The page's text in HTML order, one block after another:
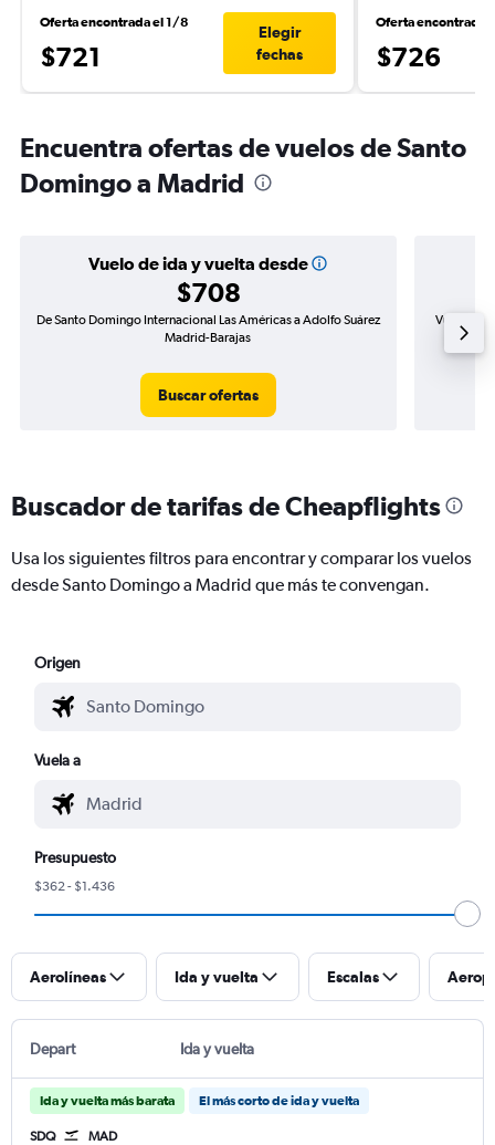
Oferta encontrada el 1/8
$721
Elegir
fechas
Oferta encontrada
$726
Encuentra ofertas de vuelos de Santo
Domingo a Madrid
Vuelo de ida y vuelta desde
$708
De Santo Domingo Internacional Las Américas a Adolfo Suárez
Madrid-Barajas
Buscar ofertas
Vuelo de
Buscador de tarifas de Cheapflights
Usa los siguientes filtros para encontrar y comparar los vuelos
desde Santo Domingo a Madrid que más te convengan.
Origen
Vuela a
Presupuesto
$362 - $1.436
Aerolíneas Ida y vuelta Escalas
Depart Ida y vuelta
Ida y vuelta más barata El más corto de ida y vuelta
SDQ MAD